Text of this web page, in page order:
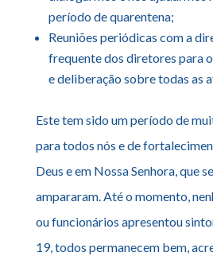
período de quarentena;
Reuniões periódicas com a
frequente dos diretores para
e deliberação sobre todas as
Este tem sido um período de
para todos nós e de
Deus e em Nossa Senhora, que
ampararam. Até o momento,
ou funcionários apresentou
19, todos permanecem bem,